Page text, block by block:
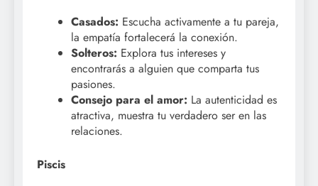
Casados: Escucha activamente a tu pareja,
la empatía fortalecerá la conexión.
Solteros: Explora tus intereses y
encontrarás a alguien que comparta tus
pasiones.
Consejo para el amor: La autenticidad es
atractiva, muestra tu verdadero ser en las
relaciones.
Piscis